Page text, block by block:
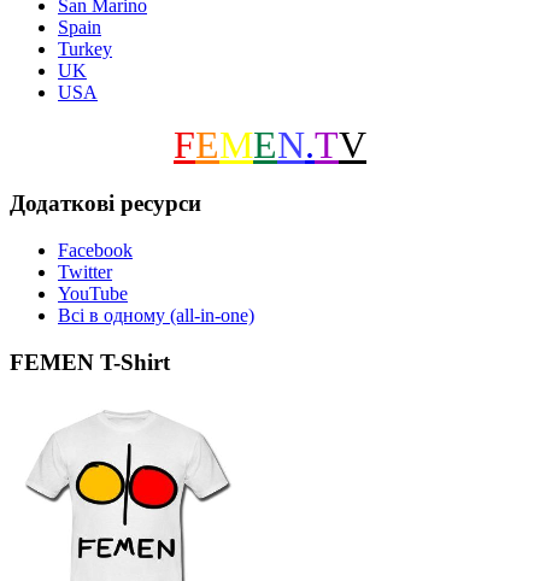
San Marino
Spain
Turkey
UK
USA
FEMEN.TV
Додаткові ресурси
Facebook
Twitter
YouTube
Всі в одному (all-in-one)
FEMEN T-Shirt